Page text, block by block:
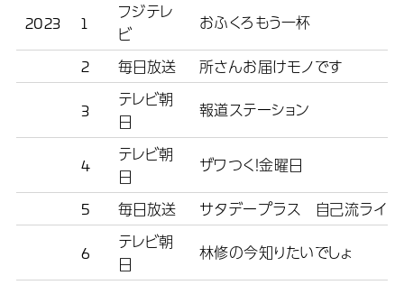
2023 1
フジテレ
ビ
おふくろもう一杯
2 毎日放送 所さんお届けモノです
3
テレビ朝
日
報道ステーション
4
テレビ朝
日
ザワつく！金曜日
5 毎日放送 サタデープラス 自己流ライフ
6
テレビ朝
日
林修の今知りたいでしょ